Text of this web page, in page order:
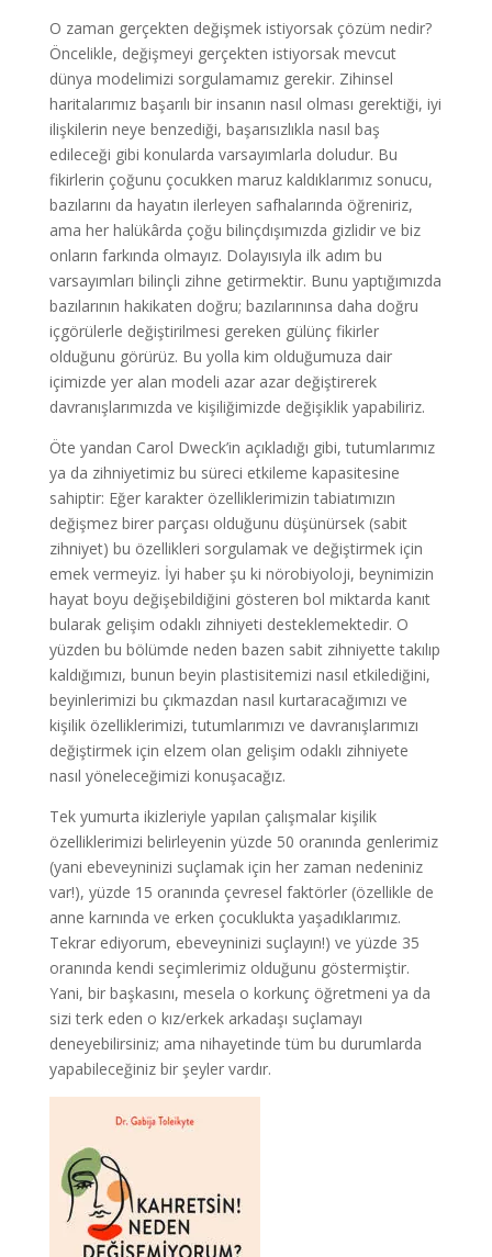
O zaman gerçekten değişmek istiyorsak çözüm nedir?
Öncelikle, değişmeyi gerçekten istiyorsak mevcut
dünya modelimizi sorgulamamız gerekir. Zihinsel
haritalarımız başarılı bir insanın nasıl olması gerektiği, iyi
ilişkilerin neye benzediği, başarısızlıkla nasıl baş
edileceği gibi konularda varsayımlarla doludur. Bu
fikirlerin çoğunu çocukken maruz kaldıklarımız sonucu,
bazılarını da hayatın ilerleyen safhalarında öğreniriz,
ama her halükârda çoğu bilinçdışımızda gizlidir ve biz
onların farkında olmayız. Dolayısıyla ilk adım bu
varsayımları bilinçli zihne getirmektir. Bunu yaptığımızda
bazılarının hakikaten doğru; bazılarınınsa daha doğru
içgörülerle değiştirilmesi gereken gülünç fikirler
olduğunu görürüz. Bu yolla kim olduğumuza dair
içimizde yer alan modeli azar azar değiştirerek
davranışlarımızda ve kişiliğimizde değişiklik yapabiliriz.
Öte yandan Carol Dweck’in açıkladığı gibi, tutumlarımız
ya da zihniyetimiz bu süreci etkileme kapasitesine
sahiptir: Eğer karakter özelliklerimizin tabiatımızın
değişmez birer parçası olduğunu düşünürsek (sabit
zihniyet) bu özellikleri sorgulamak ve değiştirmek için
emek vermeyiz. İyi haber şu ki nörobiyoloji, beynimizin
hayat boyu değişebildiğini gösteren bol miktarda kanıt
bularak gelişim odaklı zihniyeti desteklemektedir. O
yüzden bu bölümde neden bazen sabit zihniyette takılıp
kaldığımızı, bunun beyin plastisitemizi nasıl etkilediğini,
beyinlerimizi bu çıkmazdan nasıl kurtaracağımızı ve
kişilik özelliklerimizi, tutumlarımızı ve davranışlarımızı
değiştirmek için elzem olan gelişim odaklı zihniyete
nasıl yöneleceğimizi konuşacağız.
Tek yumurta ikizleriyle yapılan çalışmalar kişilik
özelliklerimizi belirleyenin yüzde 50 oranında genlerimiz
(yani ebeveyninizi suçlamak için her zaman nedeniniz
var!), yüzde 15 oranında çevresel faktörler (özellikle de
anne karnında ve erken çocuklukta yaşadıklarımız.
Tekrar ediyorum, ebeveyninizi suçlayın!) ve yüzde 35
oranında kendi seçimlerimiz olduğunu göstermiştir.
Yani, bir başkasını, mesela o korkunç öğretmeni ya da
sizi terk eden o kız/erkek arkadaşı suçlamayı
deneyebilirsiniz; ama nihayetinde tüm bu durumlarda
yapabileceğiniz bir şeyler vardır.